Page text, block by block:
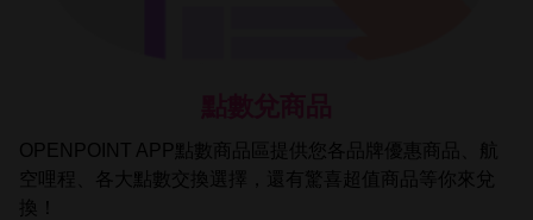
OPENPOINT APP點數商品區提供您各品牌優惠商品、航
空哩程、各大點數交換選擇，還有驚喜超值商品等你來兌
換！